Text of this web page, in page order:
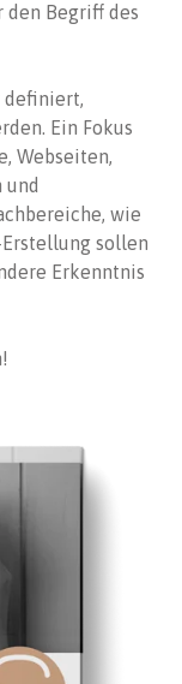
Begriff des
definiert,
Ein Fokus
Webseiten,
wie
sollen
Erkenntnis